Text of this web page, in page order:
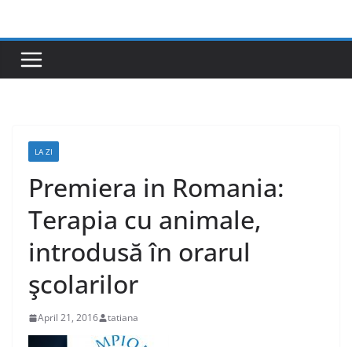
content
LA ZI
Premiera in Romania:
Terapia cu animale,
introdusă în orarul
şcolarilor
April 21, 2016 tatiana